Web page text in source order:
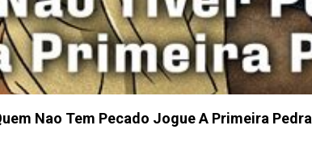
Nao Tem Pecado Jogue A Primeira Pedra